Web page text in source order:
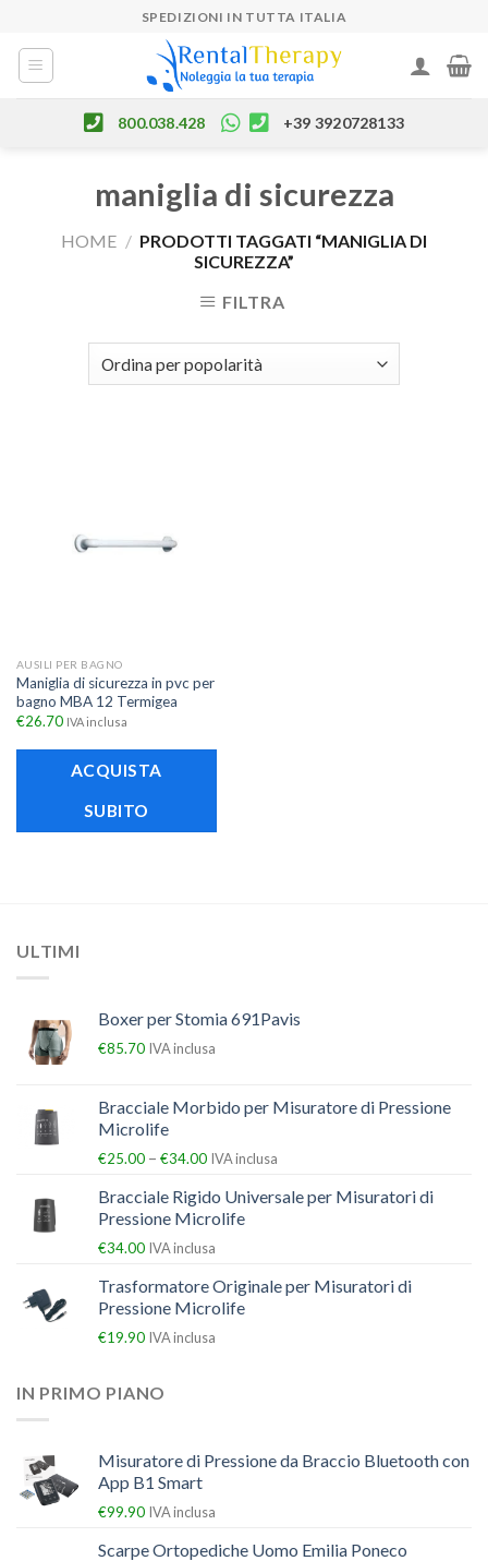
content
SPEDIZIONI IN TUTTA ITALIA
800.038.428 +39 3920728133
maniglia di sicurezza
HOME / PRODOTTI TAGGATI “MANIGLIA DI
SICUREZZA”
FILTRA
AUSILI PER BAGNO
Maniglia di sicurezza in pvc per
bagno MBA 12 Termigea
€26.70 IVA inclusa
ACQUISTA
SUBITO
ULTIMI
Boxer per Stomia 691Pavis
€85.70 IVA inclusa
Bracciale Morbido per Misuratore di Pressione
Microlife
€25.00 – €34.00 IVA inclusa
Bracciale Rigido Universale per Misuratori di
Pressione Microlife
€34.00 IVA inclusa
Trasformatore Originale per Misuratori di
Pressione Microlife
€19.90 IVA inclusa
IN PRIMO PIANO
Misuratore di Pressione da Braccio Bluetooth con
App B1 Smart
€99.90 IVA inclusa
Scarpe Ortopediche Uomo Emilia Poneco